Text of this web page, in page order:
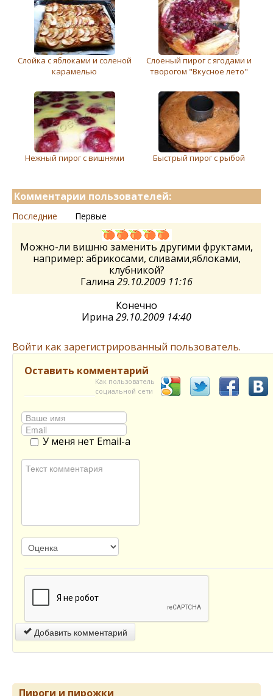
Слойка с яблоками и соленой
карамелью
Слоеный пирог с ягодами и
творогом "Вкусное лето"
Нежный пирог с вишнями Быстрый пирог с рыбой
Комментарии пользователей:
Последние Первые
Можно-ли вишню заменить другими фруктами,
например: абрикосами, сливами,яблоками,
клубникой?
Галина 29.10.2009 11:16
Конечно
Ирина 29.10.2009 14:40
Войти как зарегистрированный пользователь.
Оставить комментарий
Как пользователь
социальной сети
У меня нет Email-а
Добавить комментарий
Пироги и пирожки